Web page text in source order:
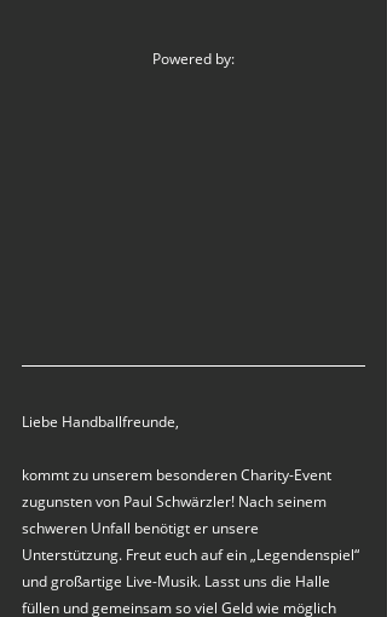
Powered by:
Liebe Handballfreunde,
kommt zu unserem besonderen Charity-Event
zugunsten von Paul Schwärzler! Nach seinem
schweren Unfall benötigt er unsere
Unterstützung. Freut euch auf ein „Legendenspiel“
und großartige Live-Musik. Lasst uns die Halle
füllen und gemeinsam so viel Geld wie möglich